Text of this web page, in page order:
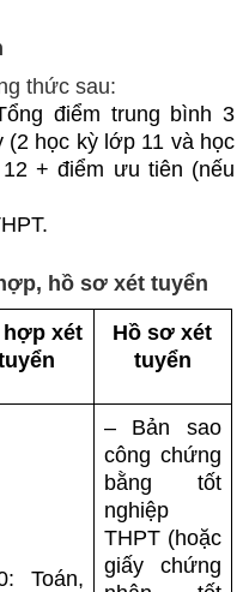
thức sau:
điểm trung bình 3
(2 học kỳ lớp 11 và học
+ điểm ưu tiên (nếu
hồ sơ xét tuyển
hợp xét
Hồ sơ xét
tuyển
Toán,
– Bản sao
công chứng
bằng tốt
nghiệp
THPT (hoặc
giấy chứng